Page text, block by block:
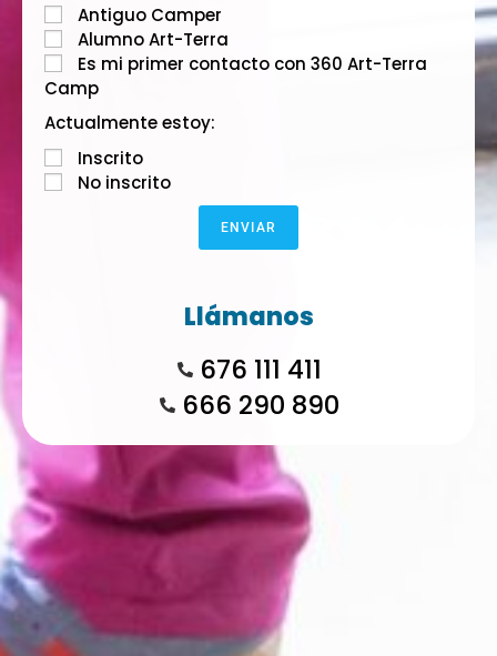
Antiguo Camper
Alumno Art-Terra
Es mi primer contacto con 360 Art-Terra
Camp
Actualmente estoy:
Inscrito
No inscrito
ENVIAR
Llámanos
676 111 411
666 290 890